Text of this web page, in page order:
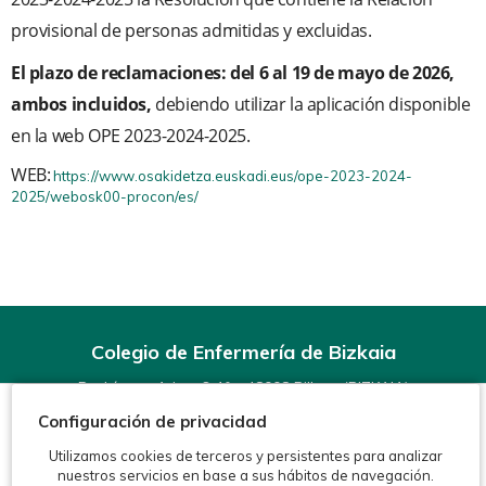
provisional de personas admitidas y excluidas.
El plazode reclamaciones: del 6 al 19 de mayo de 2026,
ambos incluidos, debiendo utilizar la aplicación disponible
en la web OPE 2023-2024-2025.
WEB: https://www.osakidetza.euskadi.eus/ope-2023-2024-
2025/webosk00-procon/es/
Colegio de Enfermería de Bizkaia
Rodríguez Arias, 6-1º - 48008 Bilbao (BIZKAIA)
Fax: 944 15 54 92
info@enfermeriabizkaia.org
Configuración de privacidad
Utilizamos cookies de terceros y persistentes para analizar
nuestros servicios en base a sus hábitos de navegación.